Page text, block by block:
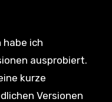
ausprobiert.
kurze
Versionen